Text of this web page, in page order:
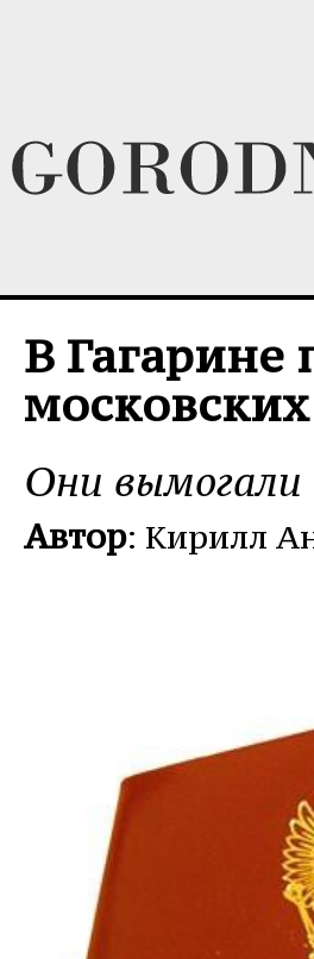
В Гагарине
Они вымогали
Автор: Кирилл